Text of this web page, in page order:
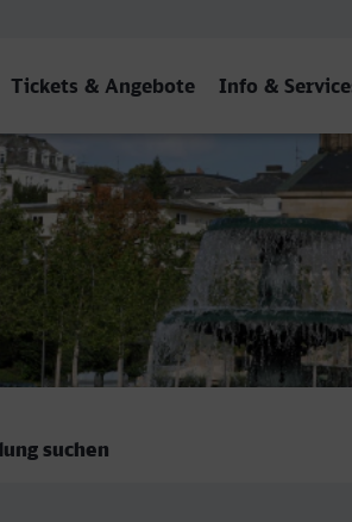
Tickets & Angebote Info &
- Wiesbaden
suchen